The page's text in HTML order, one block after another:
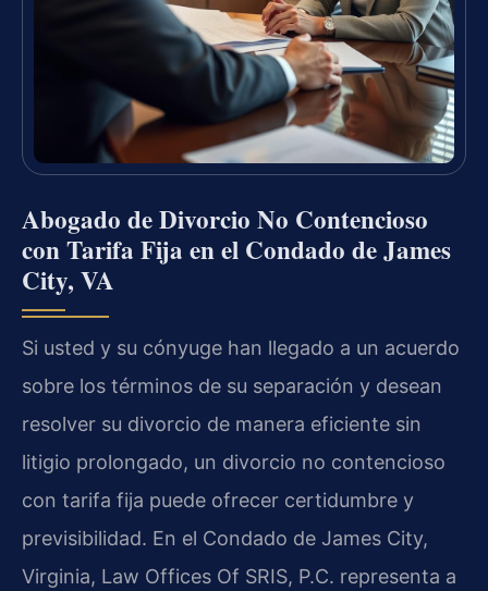
Abogado de Divorcio No Contencioso
con Tarifa Fija en el Condado de James
City, VA
Si usted y su cónyuge han llegado a un acuerdo
sobre los términos de su separación y desean
resolver su divorcio de manera eficiente sin
litigio prolongado, un divorcio no contencioso
con tarifa fija puede ofrecer certidumbre y
previsibilidad. En el Condado de James City,
Virginia, Law Offices Of SRIS, P.C. representa a